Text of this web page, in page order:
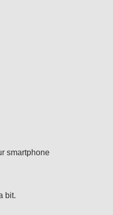
smartphone
bit.